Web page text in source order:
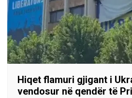
Hiqet flamuri gjigant i
vendosur në qendër të